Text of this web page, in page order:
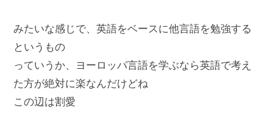
みたいな感じで、英語をベースに他言語を勉強する
というもの
っていうか、ヨーロッパ言語を学ぶなら英語で考え
た方が絶対に楽なんだけどね
この辺は割愛